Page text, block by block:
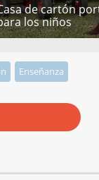
de cartón
los niños
Enseñanza